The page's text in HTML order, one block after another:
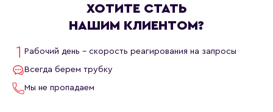
ХОТИТЕ СТАТЬ
НАШИМ КЛИЕНТОМ?
Рабочий день - скорость реагирования на запросы
Всегда берем трубку
Мы не пропадаем